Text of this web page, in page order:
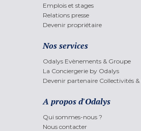
Emplois et stages
Relations presse
Devenir propriétaire
Nos services
Odalys Evènements & Groupe
La Conciergerie by Odalys
Devenir partenaire Collectivités &
A propos d'Odalys
Qui sommes-nous ?
Nous contacter